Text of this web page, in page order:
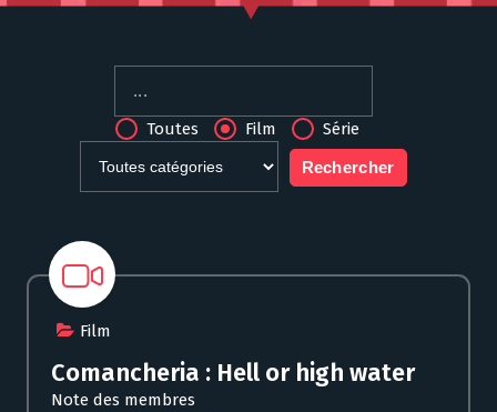
Toutes Film Série
Film
Comancheria : Hell or high water
Note des membres